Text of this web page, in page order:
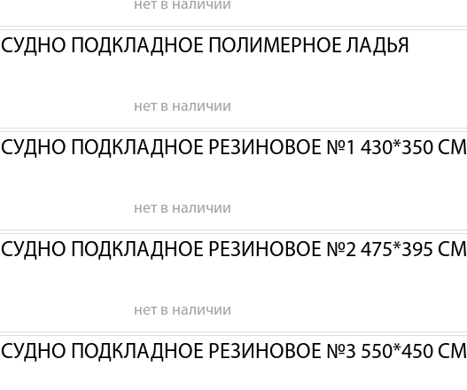
нет в наличии
СУДНО ПОДКЛАДНОЕ ПОЛИМЕРНОЕ ЛАДЬЯ
нет в наличии
СУДНО ПОДКЛАДНОЕ РЕЗИНОВОЕ №1 430*350 СМ
нет в наличии
СУДНО ПОДКЛАДНОЕ РЕЗИНОВОЕ №2 475*395 СМ
нет в наличии
СУДНО ПОДКЛАДНОЕ РЕЗИНОВОЕ №3 550*450 СМ